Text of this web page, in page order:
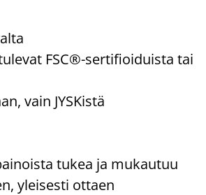
FSC®-sertifioiduista tai
vain JYSKistä
tukea ja mukautuu
yleisesti ottaen